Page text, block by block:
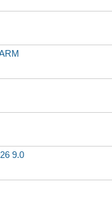
9.0